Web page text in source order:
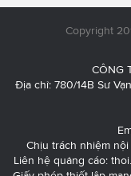
Copyright
CÔNG
Địa chỉ: 780/14B Sư
Chịu trách nhiệm
Liên hệ quảng cáo: